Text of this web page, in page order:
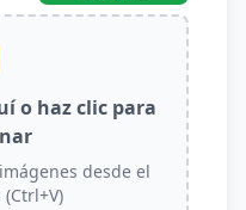
o haz clic para
desde el